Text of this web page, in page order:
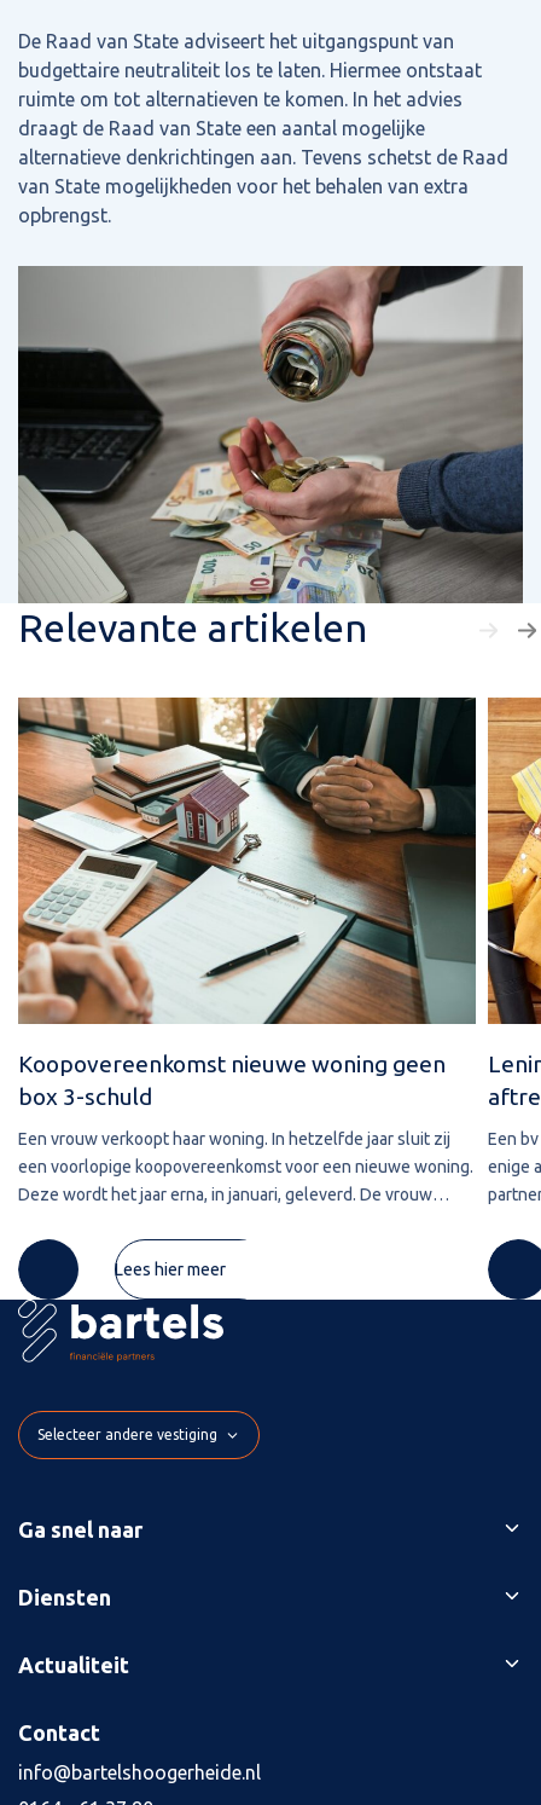
De Raad van State adviseert het uitgangspunt van
budgettaire neutraliteit los te laten. Hiermee ontstaat
ruimte om tot alternatieven te komen. In het advies
draagt de Raad van State een aantal mogelijke
alternatieve denkrichtingen aan. Tevens schetst de Raad
van State mogelijkheden voor het behalen van extra
opbrengst.
Relevante artikelen
Koopovereenkomst nieuwe woning geen
box 3-schuld
Een vrouw verkoopt haar woning. In hetzelfde jaar sluit zij
een voorlopige koopovereenkomst voor een nieuwe woning.
Deze wordt het jaar erna, in januari, geleverd. De vrouw
derdengeldrekening van
Lees hier meer
Een
enige
Selecteer andere vestiging
Ga snel naar
Ons verhaal
Succesverhalen
Diensten
Bedrijfsopvolging
Boekhouding
Kredietaanvraag
Actualiteit
Blog
Kennisbank
4
Contact
info@bartelshoogerheide.nl